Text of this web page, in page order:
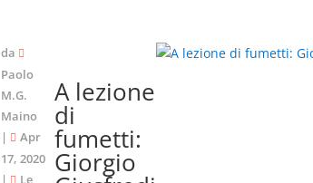
A lezione
di
fumetti:
Giorgio
da
Paolo
M.G.
Maino
|
Apr
17, 2020
|
Le